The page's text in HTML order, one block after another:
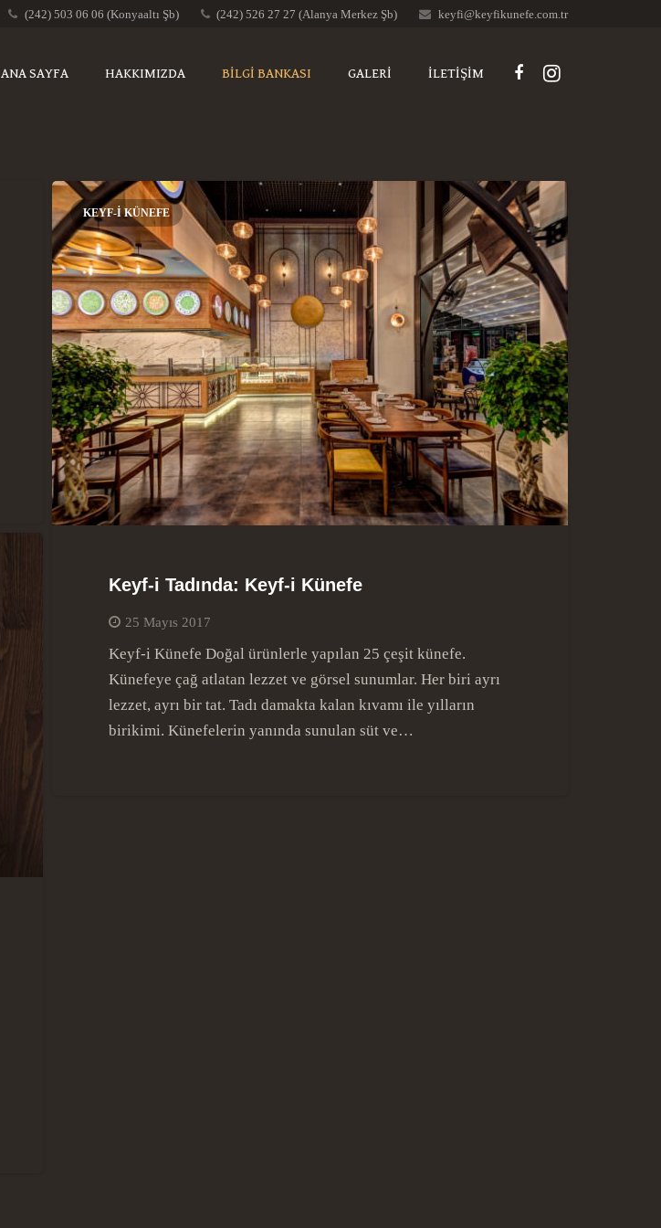
(242) 503 06 06 (Konyaaltı Şb) (242) 526 27 27 (Alanya Merkez Şb) keyfi@keyfikunefe.com.tr
ANA SAYFA HAKKIMIZDA BİLGİ BANKASI GALERİ İLETİŞİM
Keyf-i Tadında: Keyf-i Künefe
25 Mayıs 2017
KEYF-I KÜNEFE
Keyf-i Künefe Doğal ürünlerle yapılan 25 çeşit künefe.
Künefeye çağ atlatan lezzet ve görsel sunumlar. Her biri ayrı
lezzet, ayrı bir tat. Tadı damakta kalan kıvamı ile yılların
birikimi. Künefelerin yanında sunulan süt ve…